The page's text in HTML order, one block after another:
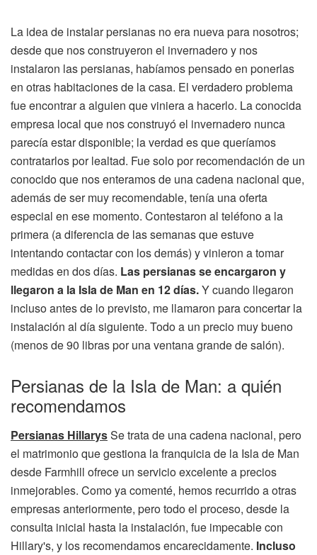
La idea de instalar persianas no era nueva para nosotros;
desde que nos construyeron el invernadero y nos
instalaron las persianas, habíamos pensado en ponerlas
en otras habitaciones de la casa. El verdadero problema
fue encontrar a alguien que viniera a hacerlo. La conocida
empresa local que nos construyó el invernadero nunca
parecía estar disponible; la verdad es que queríamos
contratarlos por lealtad. Fue solo por recomendación de un
conocido que nos enteramos de una cadena nacional que,
además de ser muy recomendable, tenía una oferta
especial en ese momento. Contestaron al teléfono a la
primera (a diferencia de las semanas que estuve
intentando contactar con los demás) y vinieron a tomar
medidas en dos días. Las persianas se encargaron y
llegaron a la Isla de Man en 12 días.Y cuando llegaron
incluso antes de lo previsto, me llamaron para concertar la
instalación al día siguiente. Todo a un precio muy bueno
(menos de 90 libras por una ventana grande de salón).
Persianas de la Isla de Man: a quién
recomendamos
Persianas HillarysSe trata de una cadena nacional, pero
el matrimonio que gestiona la franquicia de la Isla de Man
desde Farmhill ofrece un servicio excelente a precios
inmejorables. Como ya comenté, hemos recurrido a otras
empresas anteriormente, pero todo el proceso, desde la
consulta inicial hasta la instalación, fue impecable con
Hillary's, y los recomendamos encarecidamente. Incluso